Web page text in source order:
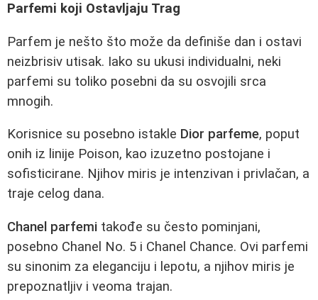
Parfemi koji Ostavljaju Trag
Parfem je nešto što može da definiše dan i ostavi
neizbrisiv utisak. Iako su ukusi individualni, neki
parfemi su toliko posebni da su osvojili srca
mnogih.
Korisnice su posebno istakle Dior parfeme, poput
onih iz linije Poison, kao izuzetno postojane i
sofisticirane. Njihov miris je intenzivan i privlačan, a
traje celog dana.
Chanel parfemi takođe su često pominjani,
posebno Chanel No. 5 i Chanel Chance. Ovi parfemi
su sinonim za eleganciju i lepotu, a njihov miris je
prepoznatljiv i veoma trajan.